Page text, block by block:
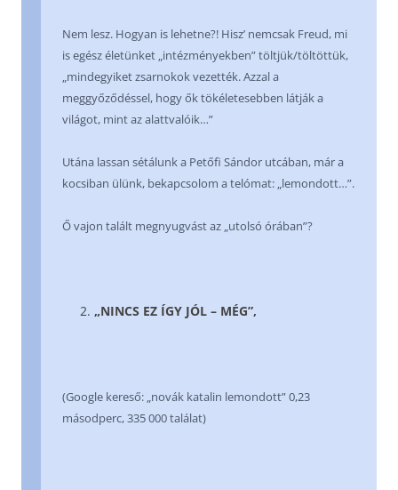
Nem lesz. Hogyan is lehetne?! Hisz’ nemcsak Freud, mi
is egész életünket „intézményekben” töltjük/töltöttük,
„mindegyiket zsarnokok vezették. Azzal a
meggyőződéssel, hogy ők tökéletesebben látják a
világot, mint az alattvalóik…”
Utána lassan sétálunk a Petőfi Sándor utcában, már a
kocsiban ülünk, bekapcsolom a telómat: „lemondott…”.
Ő vajon talált megnyugvást az „utolsó órában”?
„NINCS EZ ÍGY JÓL – MÉG”,
(Google kereső: „novák katalin lemondott” 0,23
másodperc, 335 000 találat)